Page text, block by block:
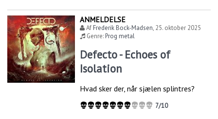
ANMELDELSE
AfFrederik Bock-Madsen, 25. oktober 2025
Genre:Prog metal
Defecto - Echoes of
Isolation
Hvad sker der, når sjælen splintres?
7/10